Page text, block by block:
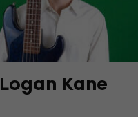
Logan Kane